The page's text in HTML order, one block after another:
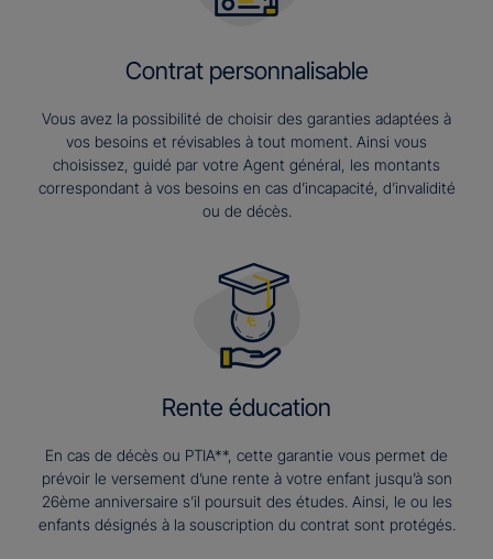
Contrat personnalisable
Vous avez la possibilité de choisir des garanties adaptées à
vos besoins et révisables à tout moment. Ainsi vous
choisissez, guidé par votre Agent général, les montants
correspondant à vos besoins en cas d’incapacité, d’invalidité
ou de décès.
Rente éducation
En cas de décès ou PTIA**, cette garantie vous permet de
prévoir le versement d’une rente à votre enfant jusqu’à son
26ème anniversaire s’il poursuit des études. Ainsi, le ou les
enfants désignés à la souscription du contrat sont protégés.